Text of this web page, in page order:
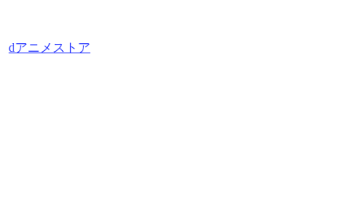
dアニメストア